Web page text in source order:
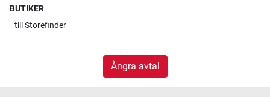
BUTIKER
till Storefinder
Ångra avtal